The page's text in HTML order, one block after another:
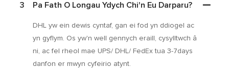
3 Pa Fath O Longau Ydych Chi'n Eu Darparu?
DHL yw ein dewis cyntaf, gan ei fod yn ddiogel ac
yn gyflym. Os yw'n well gennych eraill, cysylltwch â
ni, ac fel rheol mae UPS/ DHL/ FedEx tua 3-7days
danfon er mwyn cyfeirio atynt.